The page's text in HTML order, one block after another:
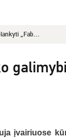
„Fab...
įvairiuose